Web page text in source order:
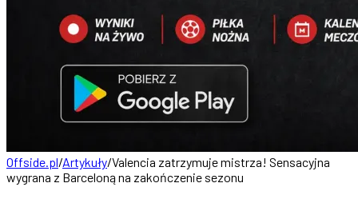
Offside.pl/Artykuły/Valencia zatrzymuje mistrza! Sensacyjna
wygrana z Barceloną na zakończenie sezonu